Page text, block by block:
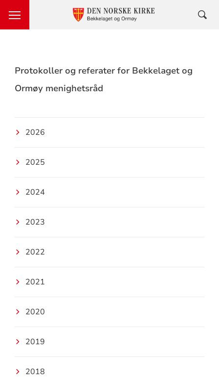
Protokoller og referater for Bekkelaget og
Ormøy menighetsråd
2026
2025
2024
2023
2022
2021
2020
2019
2018